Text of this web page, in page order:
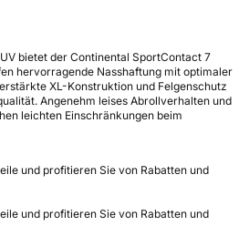
bietet der Continental SportContact 7
hervorragende Nasshaftung mit optimaler
XL-Konstruktion und Felgenschutz
Angenehm leises Abrollverhalten und
leichten Einschränkungen beim
und profitieren Sie von Rabatten und
und profitieren Sie von Rabatten und